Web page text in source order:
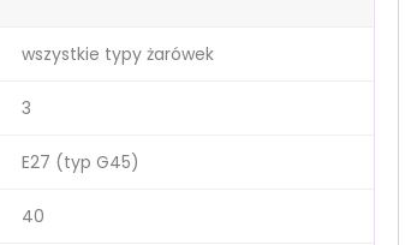
wszystkie typy żarówek
3
E27 (typ G45)
40